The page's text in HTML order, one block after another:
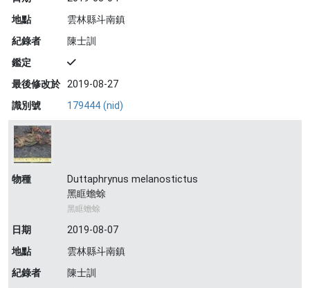
地點
雲林縣斗南鎮
紀錄者
陳士訓
鑑定
最後修改於 2019-08-27
識別號
179444 (nid)
物種
Duttaphrynus melanostictus
黑眶蟾蜍
黑眶蟾蜍
日期
2019-08-07
地點
雲林縣斗南鎮
紀錄者
陳士訓